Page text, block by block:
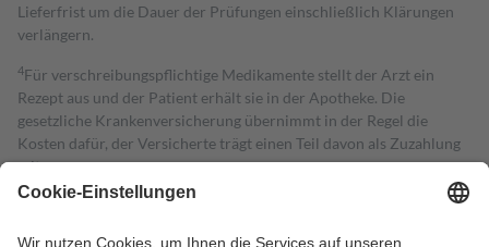
Lieferfrist um die Dauer der Prüfungen einschließlich Klärungen
verlängern.
4Für verschreibungspflichtige Medikamente stellt der Arzt ein
Rezept aus und der Patient erhält sie in der Apotheke. Die
gesetzliche Krankenversicherung übernimmt in der Regel die
Kosten dafür, der Versicherte trägt einen Teil davon als Zuzahlung
mit.
Grundsätzlich leisten Mitglieder Zuzahlungen in Höhe von zehn
höchstens zehn Euro.
Es sind jedoch nie mehr als die tatsächlichen